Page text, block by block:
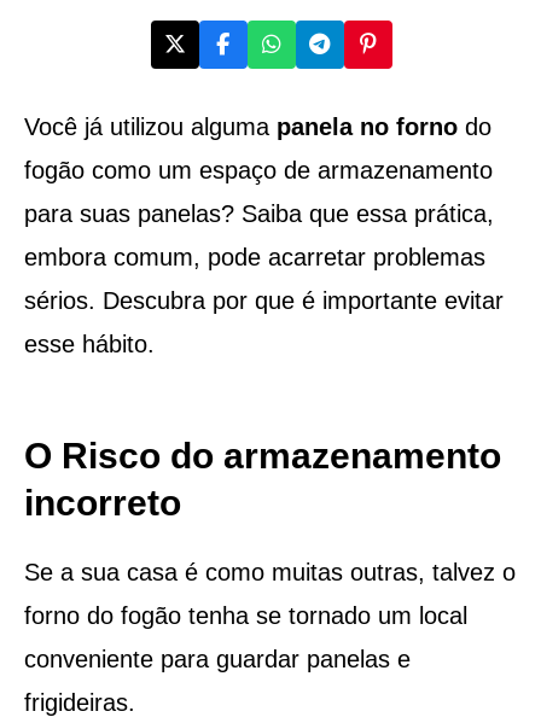
Você já utilizou alguma panela no fornodo
fogão como um espaço de armazenamento
para suas panelas? Saiba que essa prática,
embora comum, pode acarretar problemas
sérios. Descubra por que é importante evitar
esse hábito.
O Risco do armazenamento
incorreto
Se a sua casa é como muitas outras, talvez o
forno do fogão tenha se tornado um local
conveniente para guardar panelas e
frigideiras.